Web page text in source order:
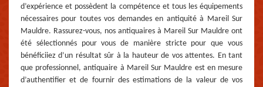
d’expérience et possèdent la compétence et tous les équipements
nécessaires pour toutes vos demandes en antiquité à Mareil Sur
Mauldre. Rassurez-vous, nos antiquaires à Mareil Sur Mauldre ont
été sélectionnés pour vous de manière stricte pour que vous
bénéficiiez d’un résultat sûr à la hauteur de vos attentes. En tant
que professionnel, antiquaire à Mareil Sur Mauldre est en mesure
d’authentifier et de fournir des estimations de la valeur de vos